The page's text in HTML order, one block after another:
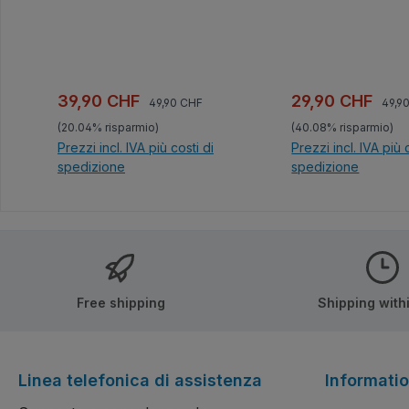
Prezzo di vendita:
39,90 CHF Prezzo normale:
49,90 CHF
(20.04% risparmio)
Prezzi incl. IVA più costi di
spedizione
gute Qualität der
Bausteine.100%
mit den
des
verständliche
Prezzo di
29,90 CHF
(40.08% risparmio)
Prezzi incl. IVA più
spedizione
Free shipping Shipping
Linea telefonica di assistenza